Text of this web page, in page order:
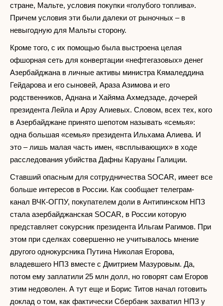
стране, Мальте, условия покупки «голубого топлива».
Причем условия эти были далеки от рыночных – в
невыгодную для Мальты сторону.
Кроме того, с их помощью была выстроена целая
офшорная сеть для конвертации «нефтегазовых» денег
Азербайджана в личные активы министра Кямаледдина
Гейдарова и его сыновей, Араза Азимова и его
родственников, Аднана и Хайяма Ахмедзаде, дочерей
президента Лейла и Арзу Алиевых. Словом, всех тех, кого
в Азербайджане принято шепотом называть «семья»:
одна большая «семья» президента Ильхама Алиева. И
это – лишь малая часть имен, «всплывающих» в ходе
расследования убийства Дафны Каруаны Галиции.
Ставший опасным для сотрудничества SOCAR, имеет все
больше интересов в России. Как сообщает телеграм-
канал ВЧК-ОГПУ, покупателем доли в Антипинском НПЗ
стала азербайджанская SOCAR, в России которую
представляет сокурсник президента Ильгам Рагимов. При
этом при сделках совершенно не учитывалось мнение
другого однокурсника Путина Николая Егорова,
владевшего НПЗ вместе с Дмитрием Мазуровым. Да,
потом ему заплатили 25 млн долл, но говорят сам Егоров
этим недоволен. А тут еще и Борис Титов начал готовить
доклад о том, как фактически Сбербанк захватил НПЗ у